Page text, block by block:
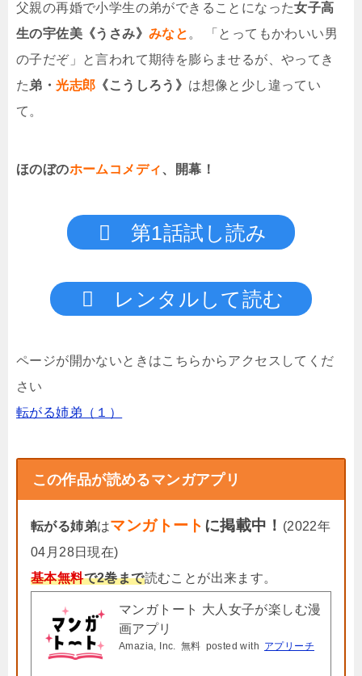
父親の再婚で小学生の弟ができることになった女子高
生の宇佐美《うさみ》 みなと 。 「とってもかわいい男
の子だぞ」と言われて期待を膨らませるが、やってき
た 弟・光志郎 《こうしろう》 は想像と少し違ってい
て。
ほのぼのホームコメディ、開幕！
第1話試し読み
レンタルして読む
ページが開かないときはこちらからアクセスしてくだ
さい
転がる姉弟（１）
この作品が読めるマンガアプリ
転がる姉弟はマンガトート に掲載中！ (2022年
04月28日現在)
基本無料で2巻まで読むことが出来ます。
マンガトート 大人女子が楽しむ漫
画アプリ
Amazia, Inc. 無料 posted with アプリーチ